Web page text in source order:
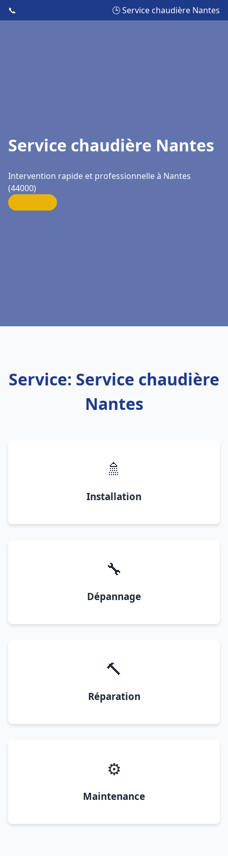
📞 🕒 Service chaudière Nantes
Service chaudière Nantes
Intervention rapide et professionnelle à Nantes
(44000)
Service: Service chaudière
Nantes
🚿
Installation
🔧
Dépannage
🔨
Réparation
⚙️
Maintenance